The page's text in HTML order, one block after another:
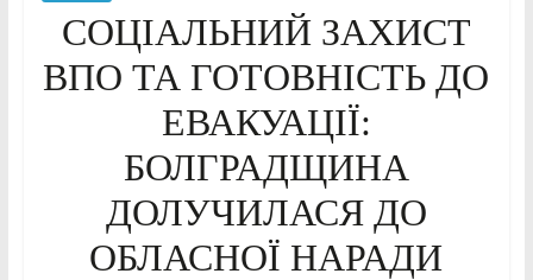
СОЦІАЛЬНИЙ ЗАХИСТ
ВПО ТА ГОТОВНІСТЬ ДО
ЕВАКУАЦІЇ:
БОЛГРАДЩИНА
ДОЛУЧИЛАСЯ ДО
ОБЛАСНОЇ НАРАДИ